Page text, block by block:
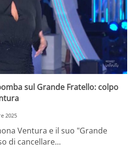
sul Grande Fratello: colpo
2025
Ventura e il suo "Grande
di cancellare…